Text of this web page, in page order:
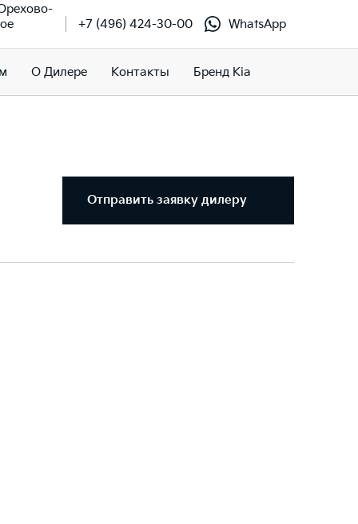
+7 (496) 424-30-00 WhatsApp
О Дилере Контакты Бренд Kia
Отправить заявку дилеру